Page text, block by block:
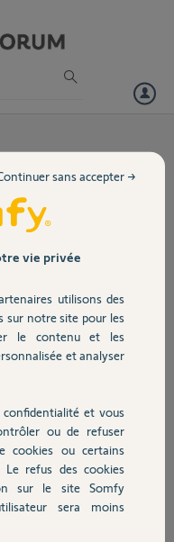
quando je mis le pin un
discussion
de l'étranger.
vie privée
utilisons des
sur notre site pour les
le contenu et les
et analyser
et vous
ou de refuser
cookies ou certains
Le refus des cookies
sur le site Somfy
sera moins
sans accepter →